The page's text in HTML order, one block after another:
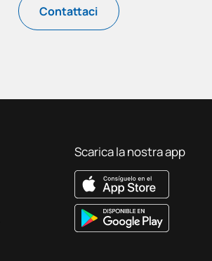
Contattaci
Scarica la nostra app